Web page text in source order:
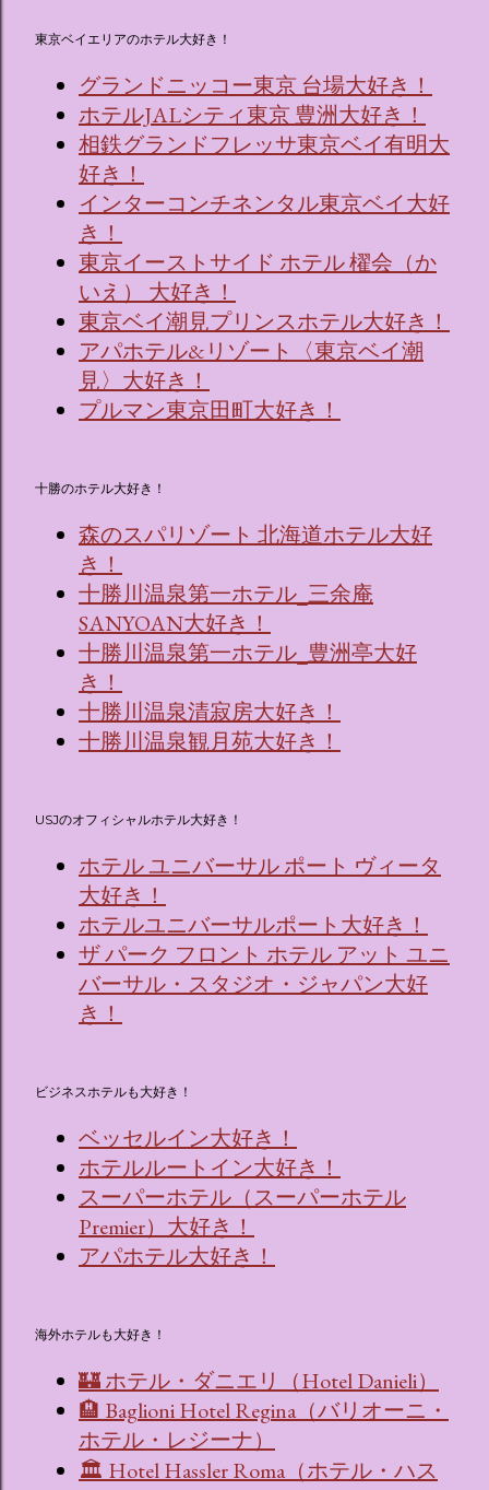
東京ベイエリアのホテル大好き！
グランドニッコー東京 台場大好き！
ホテルJALシティ東京 豊洲大好き！
相鉄グランドフレッサ東京ベイ有明大
好き！
インターコンチネンタル東京ベイ大好
き！
東京イーストサイド ホテル 櫂会（か
いえ） 大好き！
東京ベイ潮見プリンスホテル大好き！
アパホテル&リゾート〈東京ベイ潮
見〉大好き！
プルマン東京田町大好き！
十勝のホテル大好き！
森のスパリゾート 北海道ホテル大好
き！
十勝川温泉第一ホテル_三余庵
SANYOAN大好き！
十勝川温泉第一ホテル_豊洲亭大好
き！
十勝川温泉清寂房大好き！
十勝川温泉観月苑大好き！
USJのオフィシャルホテル大好き！
ホテル ユニバーサル ポート ヴィータ
大好き！
ホテルユニバーサルポート大好き！
ザ パーク フロント ホテル アット ユニ
バーサル・スタジオ・ジャパン大好
き！
ビジネスホテルも大好き！
ベッセルイン大好き！
ホテルルートイン大好き！
スーパーホテル（スーパーホテル
Premier）大好き！
アパホテル大好き！
海外ホテルも大好き！
🏰 ホテル・ダニエリ（Hotel Danieli）
🏨 Baglioni Hotel Regina（バリオーニ・
ホテル・レジーナ）
🏛 Hotel Hassler Roma（ホテル・ハス